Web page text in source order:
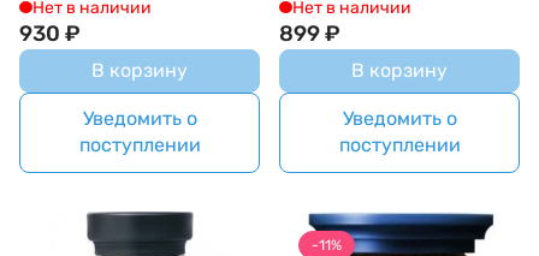
Нет в наличии
930 ₽
В корзину
Уведомить о
поступлении
Нет в наличии
899₽
В корзину
Уведомить о
поступлении
-11%